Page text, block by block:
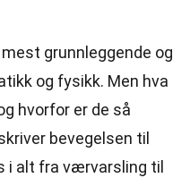
mest grunnleggende og
og fysikk. Men hva
hvorfor er de så
bevegelsen til
i alt fra værvarsling til